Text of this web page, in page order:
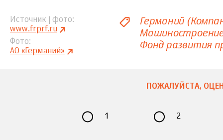
Источник | фото
www.frprf.ru
Фото
АО «Германий»
Германий
Фонд развития
ПОЖАЛУЙСТА,
1 2